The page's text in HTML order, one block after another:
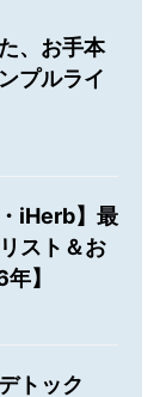
、お手本
プルライ
iHerb】最
スト＆お
】
トック